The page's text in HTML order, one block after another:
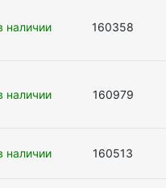
наличии 160358
наличии 160979
наличии 160513